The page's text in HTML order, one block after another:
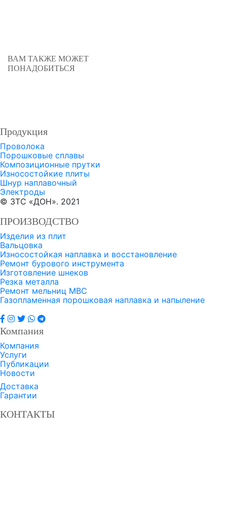
ВАМ ТАКЖЕ МОЖЕТ
ПОНАДОБИТЬСЯ
Продукция
Проволока
Порошковые сплавы
Композиционные прутки
Износостойкие плиты
Шнур наплавочный
Электроды
© ЗТС «ДОН». 2021
ПРОИЗВОДСТВО
Изделия из плит
Вальцовка
Износостойкая наплавка и восстановление
Ремонт бурового инструмента
Изготовление шнеков
Резка металла
Ремонт мельниц МВС
Газопламенная порошковая наплавка и напыление
Компания
Компания
Услуги
Публикации
Новости
Доставка
Гарантии
КОНТАКТЫ